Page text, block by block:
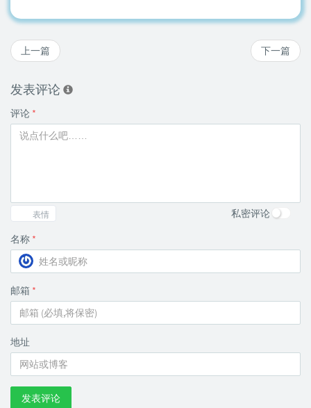
下一篇
上一篇
发表评论
评论 *
表情 私密评论
名称 *
邮箱 *
地址
发表评论